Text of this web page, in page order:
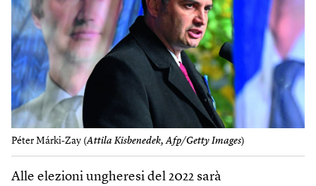
Péter Márki-Zay (Attila Kisbenedek, Afp/Getty Images)
Alle elezioni ungheresi del 2022 sarà